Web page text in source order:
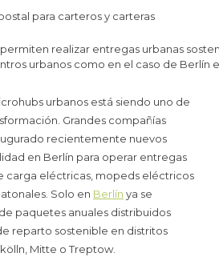
realizar entregas urbanas
urbanos como en el caso de Berlín
urbanos está siendo uno de
Grandes compañías
recientemente nuevos
en Berlín para operar entregas
carga eléctricas, mopeds eléctricos
Solo en Berlín ya se
paquetes anuales distribuidos
reparto sostenible en distritos
Mitte o Treptow.